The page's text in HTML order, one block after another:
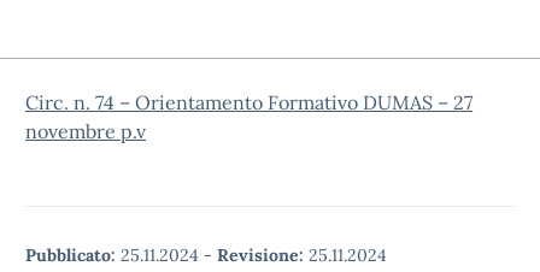
Circ. n. 74 – Orientamento Formativo DUMAS – 27
novembre p.v
Pubblicato: 25.11.2024 - Revisione: 25.11.2024